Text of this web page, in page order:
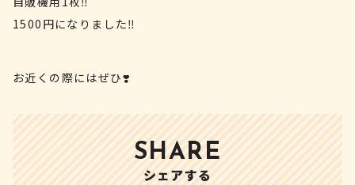
1500円になりました‼️
お近くの際にはぜひ❣️
SHARE
シェアする